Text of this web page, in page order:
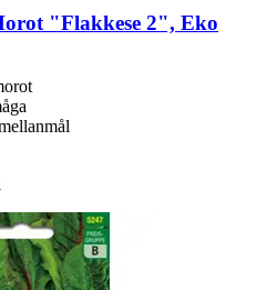
"Flakkese 2", Eko